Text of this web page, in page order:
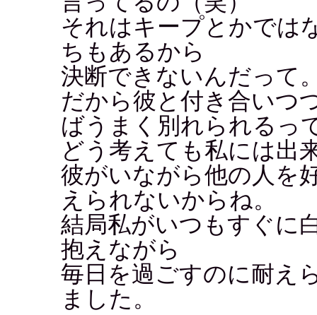
それはキープとかでは
ちもあるから
決断できないんだって
だから彼と付き合いつ
ばうまく別れられるっ
どう考えても私には出
彼がいながら他の人を
えられないからね。
結局私がいつもすぐに
抱えながら
毎日を過ごすのに耐え
ました。